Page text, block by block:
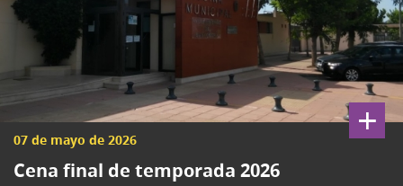
+
07 de mayo de 2026
Cena final de temporada 2026